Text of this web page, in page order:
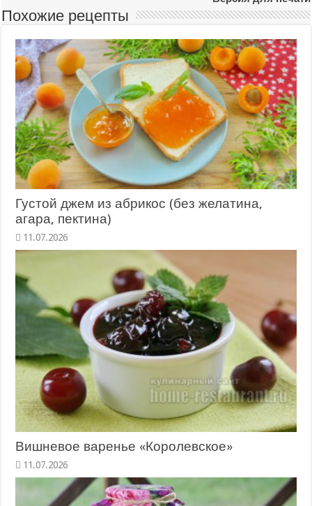
Похожие рецепты
Густой джем из абрикос (без желатина,
агара, пектина)
11.07.2026
Вишневое варенье «Королевское»
11.07.2026